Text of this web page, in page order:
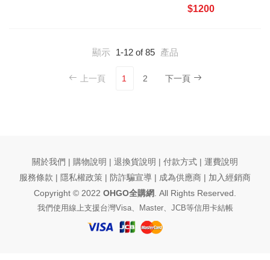
$1200
顯示 1-12 of 85 產品
上一頁 1 2 下一頁
關於我們 | 購物說明 | 退換貨說明 | 付款方式 | 運費說明
服務條款 | 隱私權政策 | 防詐騙宣導 | 成為供應商 | 加入經銷商
Copyright © 2022 OHGO全購網. All Rights Reserved.
我們使用線上支援台灣Visa、Master、JCB等信用卡結帳